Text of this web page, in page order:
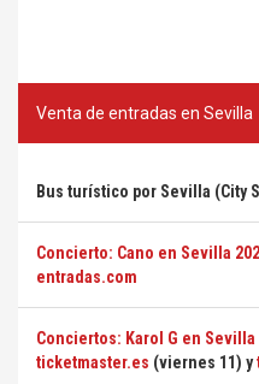
Venta de entradas en Sevilla
Bus turístico por Sevilla (City
Concierto: Cano en Sevilla
entradas.com
Conciertos: Karol G en Sevilla
ticketmaster.es (viernes 11) y